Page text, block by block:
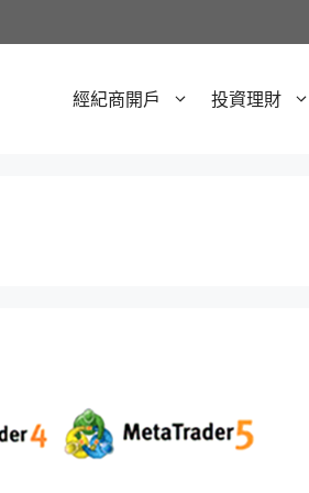
經紀商開戶 投資理財